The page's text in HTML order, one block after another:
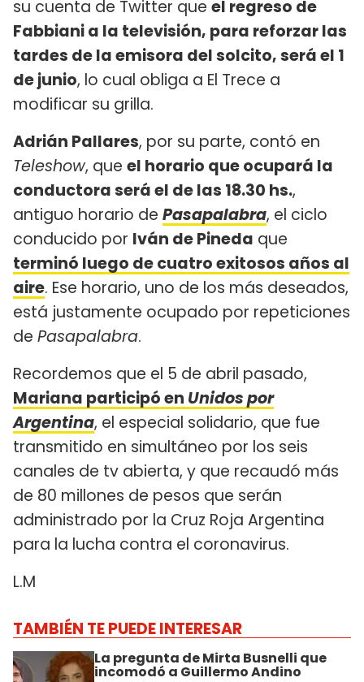
su cuenta de Twitter que el regreso de
Fabbiani a la televisión, para reforzar las
tardes de la emisora del solcito, será el 1
de junio, lo cual obliga a El Trece a
modificar su grilla.
Adrián Pallares, por su parte, contó en
Teleshow, que el horario que ocupará la
conductora será el de las 18.30 hs.,
antiguo horario de Pasapalabra, el ciclo
conducido por Iván de Pineda que
terminó luego de cuatro exitosos años al
aire. Ese horario, uno de los más deseados,
está justamente ocupado por repeticiones
de Pasapalabra.
Recordemos que el 5 de abril pasado,
Mariana participó en Unidos por
Argentina, el especial solidario, que fue
transmitido en simultáneo por los seis
canales de tv abierta, y que recaudó más
de 80 millones de pesos que serán
administrado por la Cruz Roja Argentina
para la lucha contra el coronavirus.
L.M
TAMBIÉN TE PUEDE INTERESAR
La pregunta de Mirta Busnelli que
incomodó a Guillermo Andino